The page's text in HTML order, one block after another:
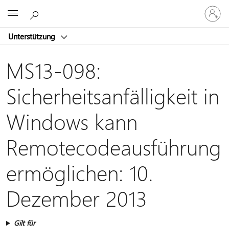
Unterstützung
Bei
Ihrem
Konto
MS13-098:
Sicherheitsanfälligkeit in
Windows kann
Remotecodeausführung
ermöglichen: 10.
Dezember 2013
Gilt für